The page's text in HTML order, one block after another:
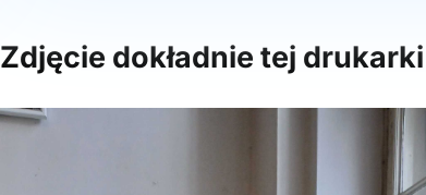
Zdjęcie dokładnie tej drukarki